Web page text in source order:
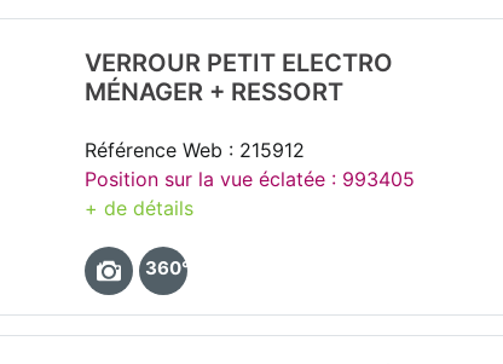
VERROUR PETIT ELECTRO
MÉNAGER + RESSORT
Référence Web : 215912
Position sur la vue éclatée : 993405
+ de détails
360°